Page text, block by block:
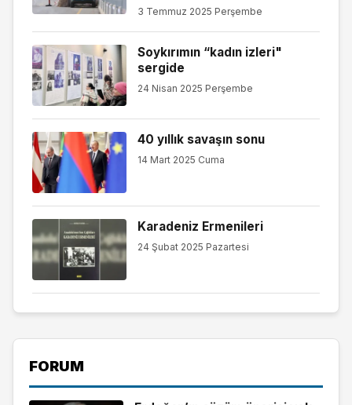
3 Temmuz 2025 Perşembe
Soykırımın “kadın izleri"
sergide
24 Nisan 2025 Perşembe
40 yıllık savaşın sonu
14 Mart 2025 Cuma
Karadeniz Ermenileri
24 Şubat 2025 Pazartesi
FORUM